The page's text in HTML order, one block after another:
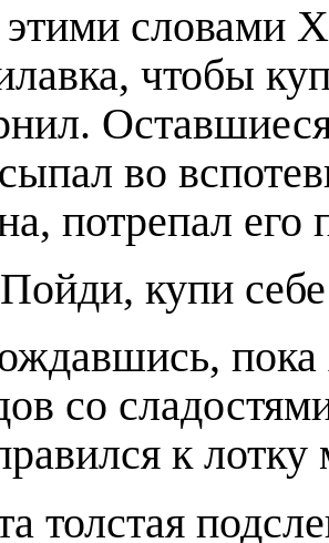
словами
чтобы
во
потрепал его
купи
пока
со
к
толстая